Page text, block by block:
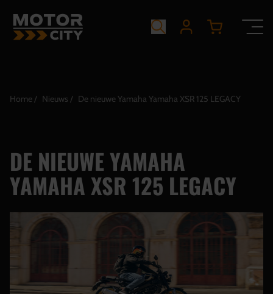
Home Nieuws De nieuwe Yamaha Yamaha XSR 125 LEGACY
DE NIEUWE YAMAHA
YAMAHA XSR 125 LEGACY